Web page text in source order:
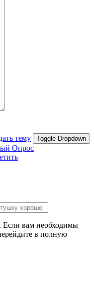
тему Toggle Dropdown
Опрос
Если вам необходимы
в полную